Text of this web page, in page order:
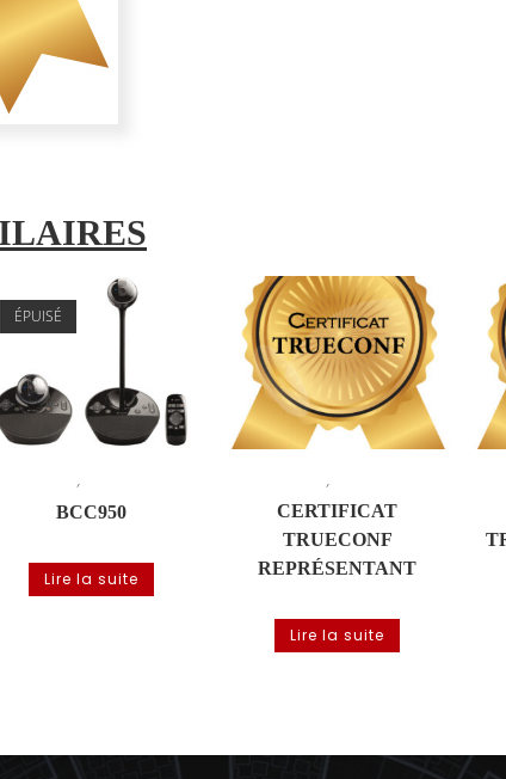
ÉPUISÉ
LOGITECH,
BCC950
Lire la suite
,
CERTIFICAT
TRUECONF
REPRÉSENTANT
Lire la suite